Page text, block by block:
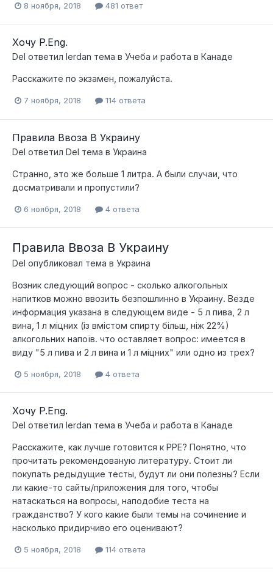
8 ноября, 2018 481 ответ
Хочу P.Eng.
Del ответил lerdan тема в Учеба и работа в Канаде
Расскажите по экзамен, пожалуйста.
7 ноября, 2018 114 ответа
Правила Ввоза В Украину
Del ответил Del тема в Украина
Странно, это же больше 1 литра. А были случаи, что
досматривали и пропустили?
6 ноября, 2018 4 ответа
Правила Ввоза В Украину
Del опубликовал тема в Украина
Возник следующий вопрос - сколько алкогольных
напитков можно ввозить безпошлинно в Украину. Везде
информация указана в следующем виде - 5 л пива, 2 л
вина, 1 л міцних (із вмістом спирту більш, ніж 22%)
алкогольних напоїв. что оставляет вопрос: имеется в
виду "5 л пива и 2 л вина и 1 л міцних" или одно из трех?
5 ноября, 2018 4 ответа
Хочу P.Eng.
Del ответил lerdan тема в Учеба и работа в Канаде
Расскажите, как лучше готовится к PPE? Понятно, что
прочитать рекомендованую литературу. Стоит ли
покупать редыдущие тесты, будут ли они полезны? Если
ли какие-то сайты/приложения для того, чтобы
натаскаться на вопросы, наподобие теста на
гражданство? У кого какие были темы на сочинение и
насколько придирчиво его оценивают?
5 ноября, 2018 114 ответа